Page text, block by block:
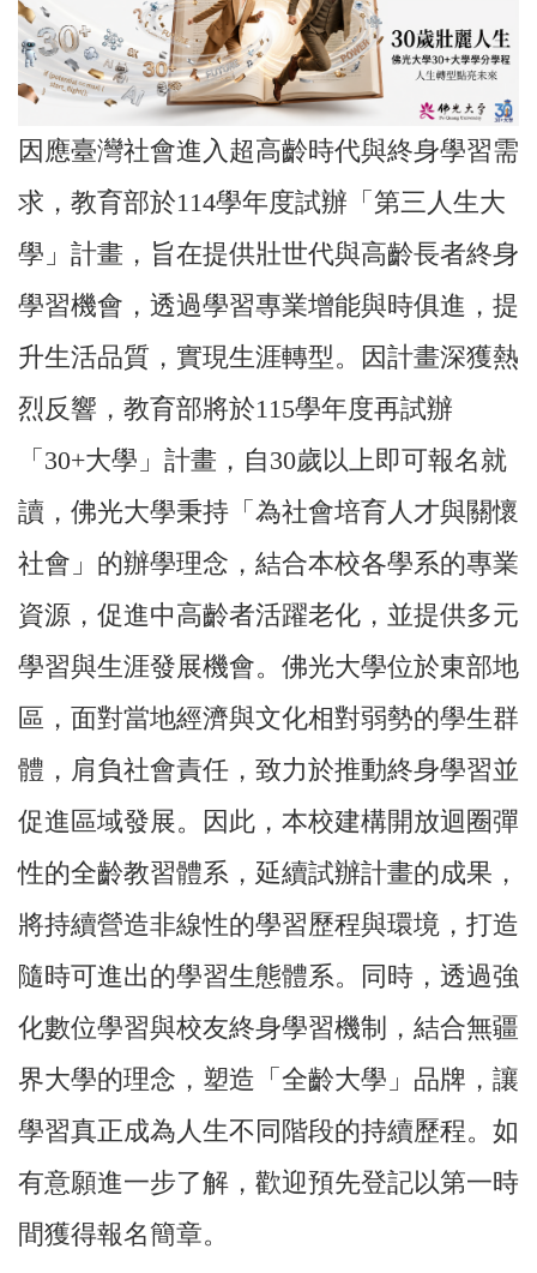
因應臺灣社會進入超高齡時代與終身學習需
求，教育部於114學年度試辦「第三人生大
學」計畫，旨在提供壯世代與高齡長者終身
學習機會，透過學習專業增能與時俱進，提
升生活品質，實現生涯轉型。因計畫深獲熱
烈反響，教育部將於115學年度再試辦
「30+大學」計畫，自30歲以上即可報名就
讀，佛光大學秉持「為社會培育人才與關懷
社會」的辦學理念，結合本校各學系的專業
資源，促進中高齡者活躍老化，並提供多元
學習與生涯發展機會。 佛光大學位於東部地
區，面對當地經濟與文化相對弱勢的學生群
體，肩負社會責任，致力於推動終身學習並
促進區域發展。因此，本校建構開放迴圈彈
性的全齡教習體系 ，延續試辦計畫的成果，
將持續營造非線性的學習歷程與環境，打造
隨時可進出的學習生態體系。同時，透過強
化數位學習與校友終身學習機制，結合無疆
界大學的理念，塑造「全齡大學」品牌，讓
學習真正成為人生不同階段的持續歷程。如
有意願進一步了解，歡迎預先登記以第一時
間獲得報名簡章。